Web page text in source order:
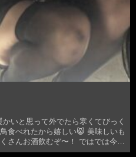
いと思って外でたら寒くてびっく
食べれたから嬉しい😸 美味しいも
さんお酒飲むぞ〜！ ではでは今日
ャバ・いちゃキャバな…